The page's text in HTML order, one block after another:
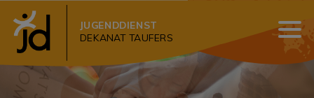
JUGENDDIENST
DEKANAT TAUFERS